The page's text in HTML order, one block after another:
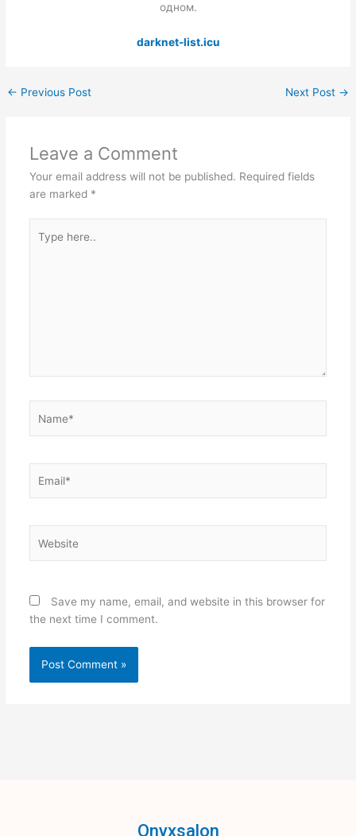
одном.
darknet-list.icu
← Previous Post Next Post →
Leave a Comment
Your email address will not be published. Required fields
are marked *
here..
Save my name, email, and website in this browser for
the next time I comment.
Onyxsalon